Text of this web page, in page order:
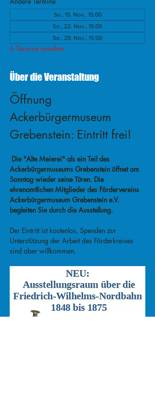
So., 15. Nov., 15:00
So., 22. Nov., 15:00
So., 29. Nov., 15:00
6 Termine ansehen
Über die Veranstaltung
Öffnung
Ackerbürgermuseum
Grebenstein: Eintritt frei!
Die "Alte Meierei" als ein Teil des
Ackerbürgermuseums Grebenstein öffnet am
Sonntag wieder seine Türen. Die
ehrenamtlichen Mitglieder des Fördervereins
Ackerbürgermuseum Grebenstein e.V.
begleiten Sie durch die Ausstellung.
Der Eintritt ist kostenlos, Spenden zur
Unterstützung der Arbeit des Förderkreises
sind aber willkommen.